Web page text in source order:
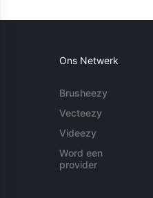
Ons Netwerk
Brusheezy
Vecteezy
Videezy
Word een
provider